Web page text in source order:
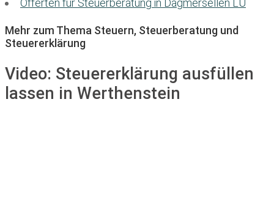
Offerten für Steuerberatung in Dagmersellen LU
Mehr zum Thema Steuern, Steuerberatung und
Steuererklärung
Video: Steuererklärung ausfüllen
lassen in Werthenstein